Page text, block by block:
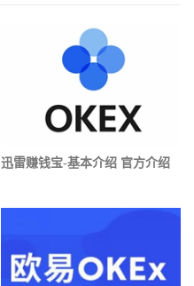
迅雷赚钱宝-基本介绍 官方介绍